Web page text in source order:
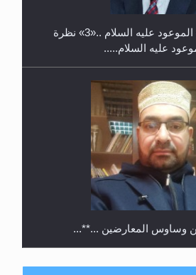
رأيٌ في لغة المسيح الموعود عليه السلام ..«3» نظرة
عليه السلام.....
وساوس المعارضين ...**...